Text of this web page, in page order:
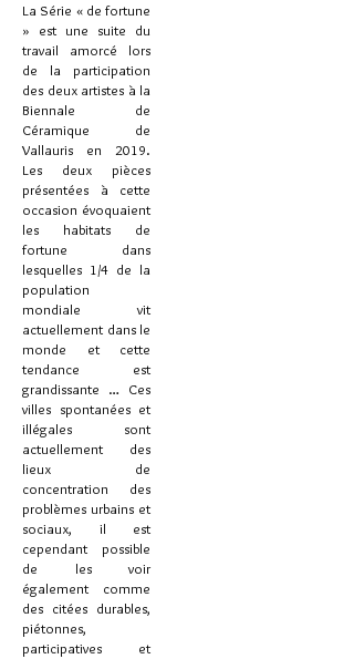
La Série « de fortune
» est une suite du
travail amorcé lors
de la participation
des deux artistes à la
Biennale de
Céramique de
Vallauris en 2019.
Les deux pièces
présentées à cette
occasion évoquaient
les habitats de
fortune dans
lesquelles 1/4 de la
population
mondiale vit
actuellement dans le
monde et cette
tendance est
grandissante … Ces
villes spontanées et
illégales sont
actuellement des
lieux de
concentration des
problèmes urbains et
sociaux, il est
cependant possible
de les voir
également comme
des citées durables,
piétonnes,
participatives et